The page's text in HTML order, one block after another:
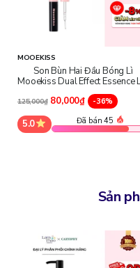
MOOEKISS
Son Bùn Hai Đầu Bóng Lì
Mooekiss Dual Effect Essence
Mud
125,000₫ 80,000₫ -36%
5.0 Đã bán 45
Sản